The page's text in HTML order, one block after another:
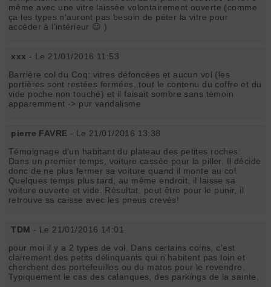
même avec une vitre laissée volontairement ouverte (comme
ça les types n'auront pas besoin de péter la vitre pour
accéder à l'intérieur 😉 )
xxx - Le 21/01/2016 11:53
Barrière col du Coq: vitres défoncées et aucun vol (les
portières sont restées fermées, tout le contenu du coffre et du
vide poche non touché) et il faisait sombre sans témoin
apparemment -> pur vandalisme
pierre FAVRE - Le 21/01/2016 13:38
Témoignage d'un habitant du plateau des petites roches:
Dans un premier temps, voiture cassée pour la piller. Il décide
donc de ne plus fermer sa voiture quand il monte au col.
Quelques temps plus tard, au même endroit, il laisse sa
voiture ouverte et vide. Résultat, peut être pour le punir, il
retrouve sa caisse avec les pneus crevés!
TDM - Le 21/01/2016 14:01
pour moi il y a 2 types de vol. Dans certains coins, c'est
clairement des petits délinquants qui n'habitent pas loin et
cherchent des portefeuilles ou du matos pour le revendre.
Typiquement le cas des calanques, des parkings de la sainte,